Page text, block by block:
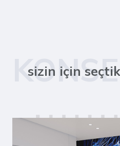
sizin için